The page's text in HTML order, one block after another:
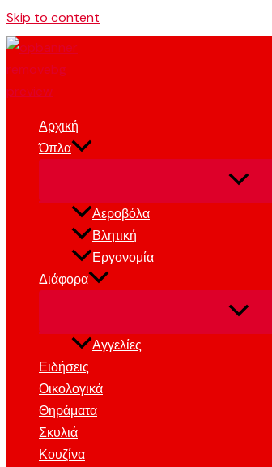
Skip to content
Αρχική
Όπλα
Αεροβόλα
Βλητική
Εργονομία
Διάφορα
Αγγελίες
Ειδήσεις
Οικολογικά
Θηράματα
Σκυλιά
Κουζίνα